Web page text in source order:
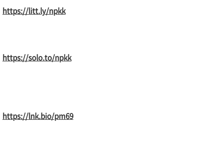
https://litt.ly/npkk
https://solo.to/npkk
https://lnk.bio/pm69